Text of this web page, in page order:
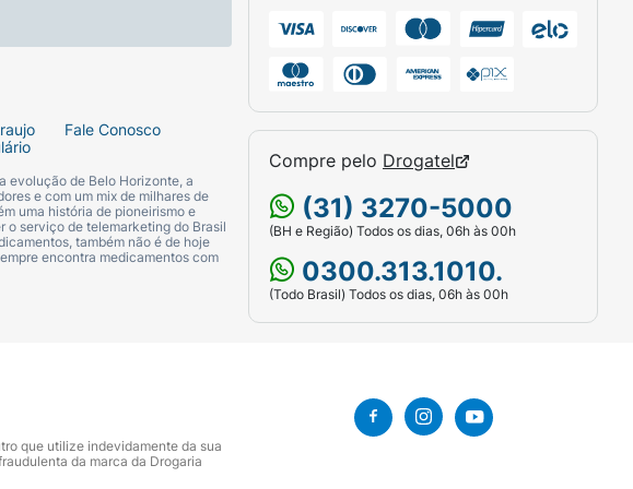
vulgare; Ácido glicólico; Amido; Extrato de Cystoseira
sódio; Arginina; Gluconolactona; Ácido aspártico; Ácido
1,2-hexanodiol; Benzoato de sódio; Álcool
de iodopropinila ; Valina; Ácido deidroacético ; Prolina;
ionona; Citronelol; Cumarina; Hexil cinamal; Limoneno;
Fale Conosco
evolução de Belo Horizonte, a
e com um mix de milhares de
uma história de pioneirismo e
o serviço de telemarketing do Brasil
também não é de hoje
encontra medicamentos com
Compre pelo Drogatel
(31) 3270-5000
(BH e Região) Todos os dias, 06h às 00h
0300.313.1010.
(Todo Brasil) Todos os dias, 06h às 00h
que utilize indevidamente da sua
da marca da Drogaria